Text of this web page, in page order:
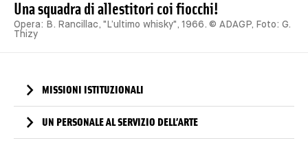
Una squadra di allestitori coi fiocchi!
Opera: B. Rancillac, "L’ultimo whisky", 1966. © ADAGP, Foto: G.
Thizy
MISSIONI ISTITUZIONALI
UN PERSONALE AL SERVIZIO DELL’ARTE